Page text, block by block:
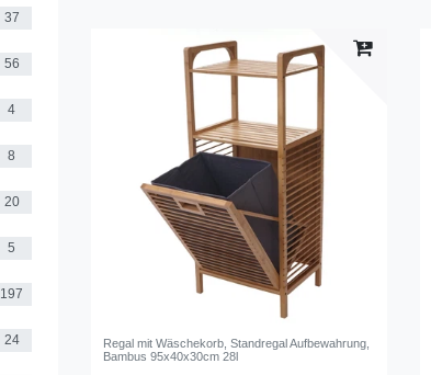
37
56
4
8
20
5
197
24
Regal mit Wäschekorb, Standregal Aufbewahrung,
Bambus 95x40x30cm 28l